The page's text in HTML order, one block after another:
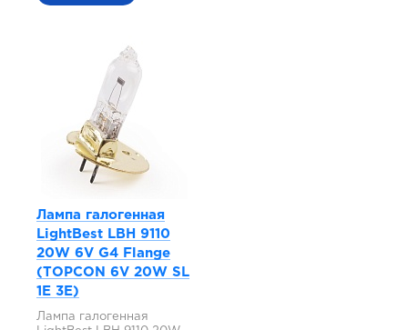
Лампа галогенная
LightBest LBH 9110
20W 6V G4 Flange
(TOPCON 6V 20W SL
1E 3E)
Лампа галогенная